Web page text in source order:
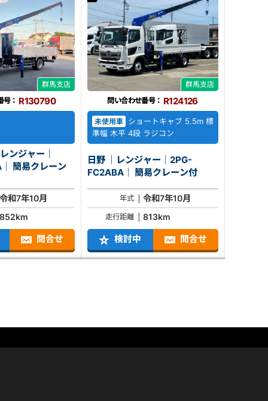
群馬支店
号： R130790
ンジャー｜
ーン
令和7年10月
852km
問合せ
群馬支店
問い合わせ番号： R124126
未使用車
ショートキャブ 5.5m 標
準幅 木平 4段 ラジコン
日野 ｜レンジャー｜2PG-
FC2ABA｜ 簡易クレーン付
年式 令和7年10月
走行距離 813km
検討中 問合せ